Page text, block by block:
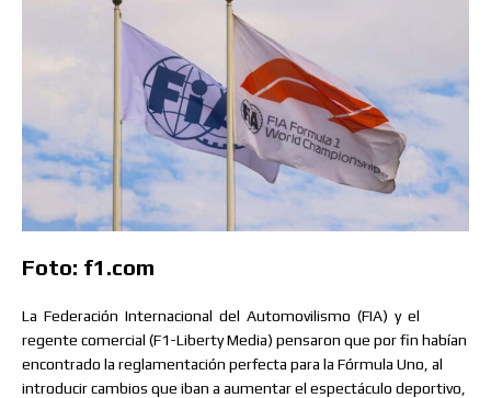
Foto: f1.com
La Federación Internacional del Automovilismo (FIA) y el
regente comercial (F1-Liberty Media) pensaron que por fin habían
encontrado la reglamentación perfecta para la Fórmula Uno, al
introducir cambios que iban a aumentar el espectáculo deportivo,